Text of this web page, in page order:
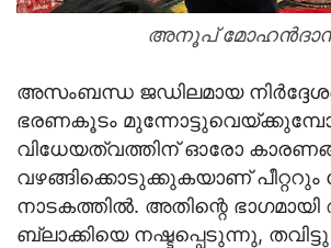
അനൂപ്
അസംബന്ധ ജഡിലമായ
ഭരണകൂടം
വിധേയത്വത്തിന് ഓരോ
വഴങ്ങിക്കൊടുക്കുകയാണ്
നാടകത്തില്‍. അതിന്റെ ഭാഗമായി
ബ്ലാക്കിയെ നഷ്ടപ്പെടുന്നു,